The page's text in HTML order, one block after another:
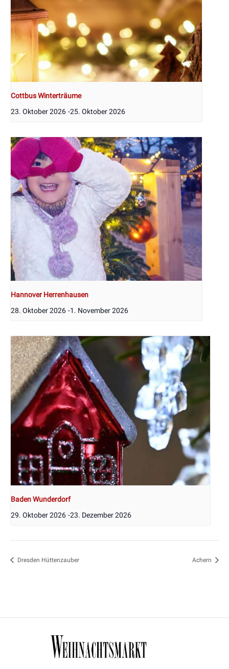
Cottbus Winterträume
23. Oktober 2026 -25. Oktober 2026
Hannover Herrenhausen
28. Oktober 2026 -1. November 2026
Baden Wunderdorf
29. Oktober 2026 -23. Dezember 2026
Dresden Hüttenzauber Achern